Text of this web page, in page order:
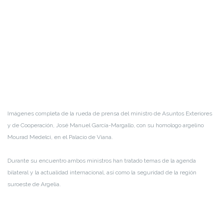
Imágenes completa de la rueda de prensa del ministro de Asuntos Exteriores
y de Cooperación, José Manuel García-Margallo, con su homologo argelino
Mourad Medelci, en el Palacio de Viana.
Durante su encuentro ambos ministros han tratado temas de la agenda
bilateral y la actualidad internacional, así como la seguridad de la región
suroeste de Argelia.